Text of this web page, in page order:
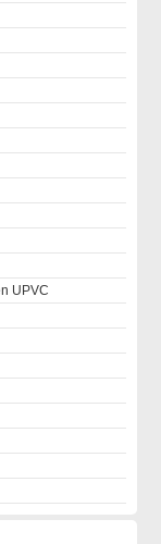
UPVC